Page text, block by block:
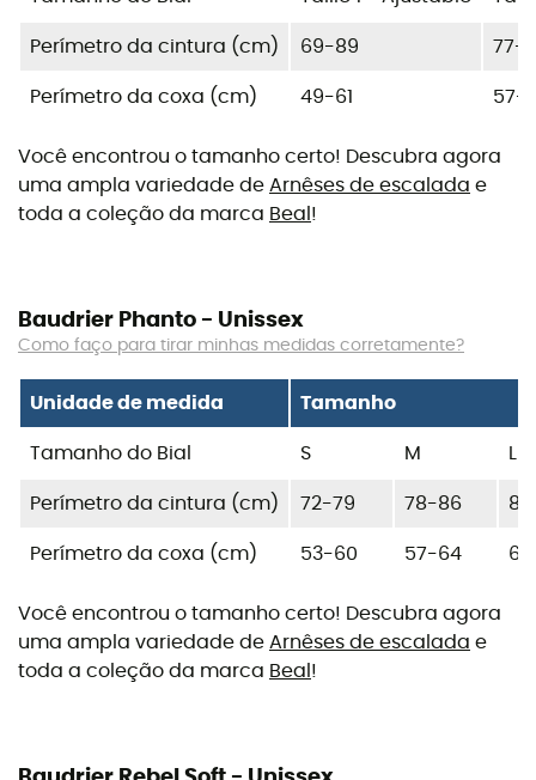
Perímetro da cintura (cm) 69-89 77-
Perímetro da coxa (cm) 49-61 57-
Você encontrou o tamanho certo! Descubra agora
uma ampla variedade de Arnêses de escalada e
toda a coleção da marca Beal !
Baudrier Phanto - Unissex
Como faço para tirar minhas medidas corretamente?
Unidade de medida Tamanho
Tamanho do Bial S M
Perímetro da cintura (cm) 72-79 78-86
Perímetro da coxa (cm) 53-60 57-64
Você encontrou o tamanho certo! Descubra agora
uma ampla variedade de Arnêses de escalada e
toda a coleção da marca Beal !